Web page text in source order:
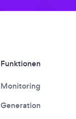
Funktionen
Monitoring
Generation